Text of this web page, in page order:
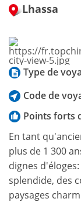
Lhassa
Type de
Code de
Points forts
En tant
plus de 1 300
dignes
splendide, des
paysages